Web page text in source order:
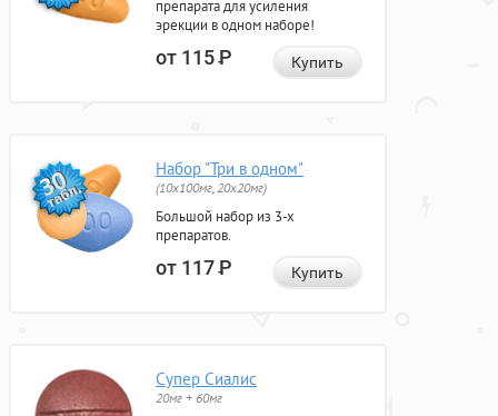
препарата для усиления
эрекции в одном наборе!
от 115Р Купить
Набор "Три в одном"
(10x100мг, 20x20мг)
Большой набор из 3-х
препаратов.
от 117Р Купить
Супер Сиалис
20мг + 60мг